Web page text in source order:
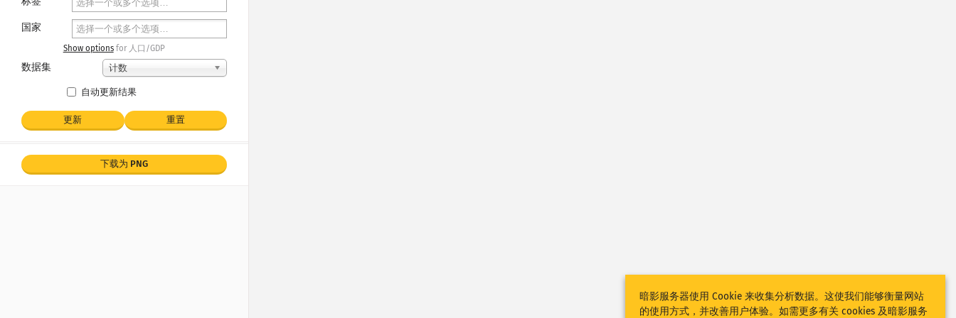
国家
Show optionsfor 人口/GDP
数据集 计数
自动更新结果
更新 重置
下载为 PNG
暗影服务器使用 Cookie 来收集分析数据。这使我们能够衡量网站
的使用方式，并改善用户体验。如需更多有关 cookies 及暗影服务